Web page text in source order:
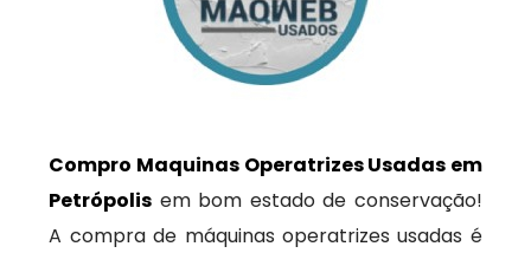
Compro Maquinas Operatrizes Usadas em
Petrópolis em bom estado de conservação!
A compra de máquinas operatrizes usadas é